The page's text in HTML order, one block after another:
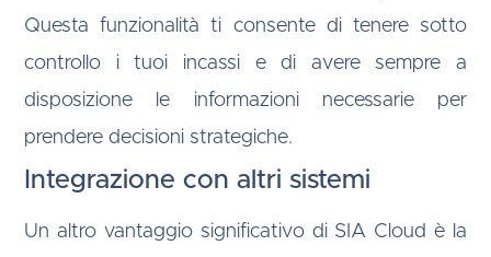
Questa funzionalità ti consente di tenere sotto
controllo i tuoi incassi e di avere sempre a
disposizione le informazioni necessarie per
prendere decisioni strategiche.
Integrazione con altri sistemi
Un altro vantaggio significativo di SIA Cloud è la